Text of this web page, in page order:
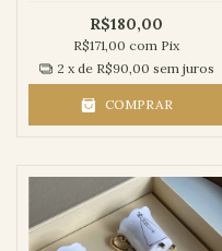
R$180,00
R$171,00com Pix
2 x de R$90,00 sem juros
COMPRAR